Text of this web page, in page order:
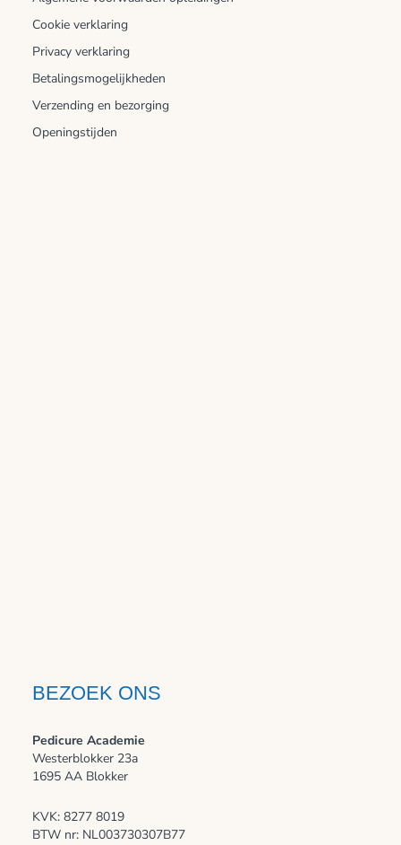
Cookie verklaring
Privacy verklaring
Betalingsmogelijkheden
Verzending en bezorging
Openingstijden
BEZOEK ONS
Pedicure Academie
Westerblokker 23a
1695 AA Blokker
KVK: 8277 8019
BTW nr: NL003730307B77